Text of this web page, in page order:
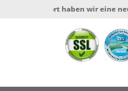
haben wir eine neue